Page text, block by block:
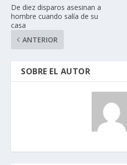
De diez disparos asesinan a
hombre cuando salía de su
casa
ANTERIOR
SOBRE EL AUTOR